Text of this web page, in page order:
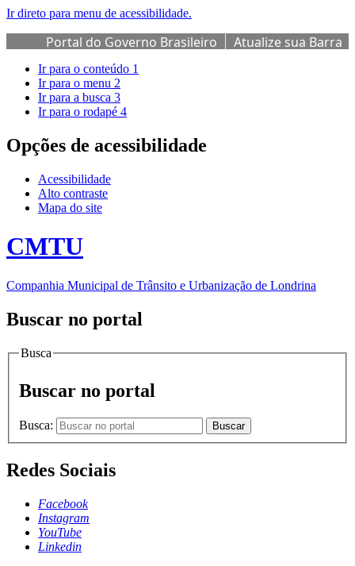
Ir direto para menu de acessibilidade.
Portal do Governo Brasileiro
Atualize sua Barra
de Governo
Ir para o conteúdo 1
Ir para o menu 2
Ir para a busca 3
Ir para o rodapé 4
Opções de acessibilidade
Acessibilidade
Alto contraste
Mapa do site
CMTU
Companhia Municipal de Trânsito e Urbanização de Londrina
Buscar no portal
Busca
Buscar no portal
Busca: Buscar
Redes Sociais
Facebook
Instagram
YouTube
Linkedin